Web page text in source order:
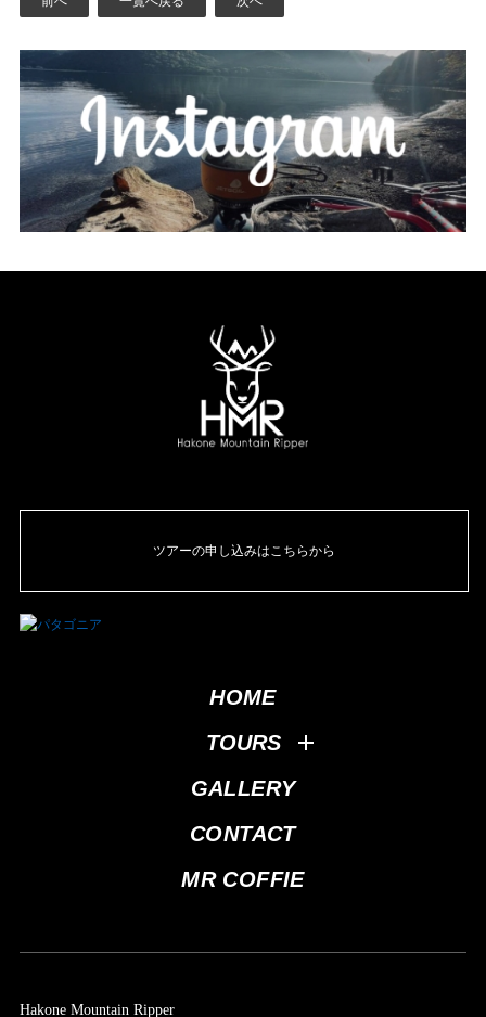
ツアーの申し込みはこちらから
HOME
TOURS
GALLERY
CONTACT
MR COFFIE
Hakone Mountain Ripper